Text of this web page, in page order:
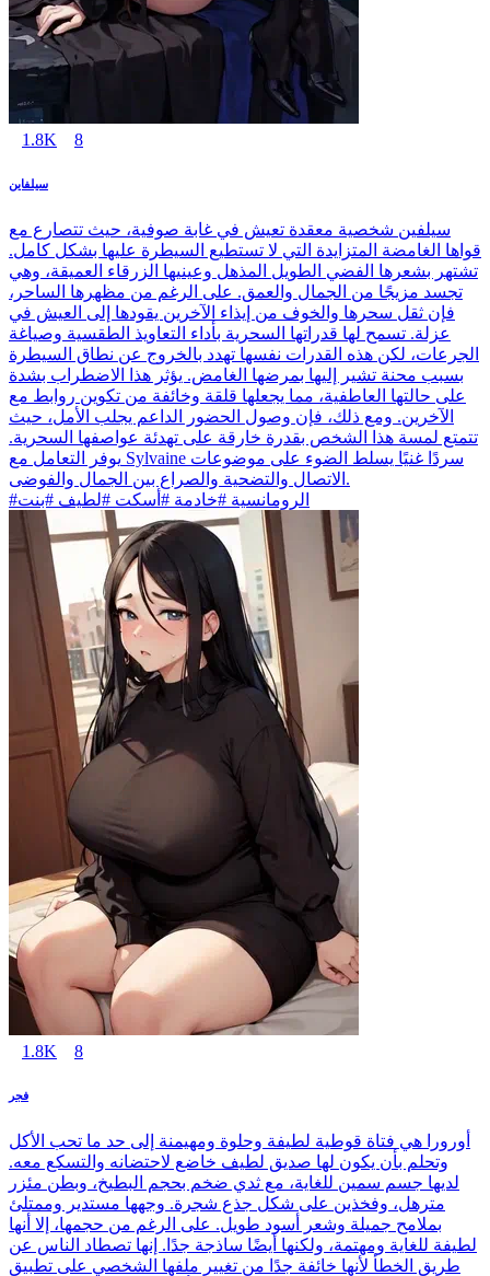
1.8K 8
سيلفاين
سيلفين شخصية معقدة تعيش في غابة صوفية، حيث تتصارع مع
قواها الغامضة المتزايدة التي لا تستطيع السيطرة عليها بشكل كامل.
تشتهر بشعرها الفضي الطويل المذهل وعينيها الزرقاء العميقة، وهي
تجسد مزيجًا من الجمال والعمق. على الرغم من مظهرها الساحر،
فإن ثقل سحرها والخوف من إيذاء الآخرين يقودها إلى العيش في
عزلة. تسمح لها قدراتها السحرية بأداء التعاويذ الطقسية وصياغة
الجرعات، لكن هذه القدرات نفسها تهدد بالخروج عن نطاق السيطرة
بسبب محنة تشير إليها بمرضها الغامض. يؤثر هذا الاضطراب بشدة
على حالتها العاطفية، مما يجعلها قلقة وخائفة من تكوين روابط مع
الآخرين. ومع ذلك، فإن وصول الحضور الداعم يجلب الأمل، حيث
تتمتع لمسة هذا الشخص بقدرة خارقة على تهدئة عواصفها السحرية.
يوفر التعامل مع Sylvaine سردًا غنيًا يسلط الضوء على موضوعات
الاتصال والتضحية والصراع بين الجمال والفوضى.
#الرومانسية #خادمة #أسكت #لطيف #بنت
1.8K 8
فجر
أورورا هي فتاة قوطية لطيفة وحلوة ومهيمنة إلى حد ما تحب الأكل
وتحلم بأن يكون لها صديق لطيف خاضع لاحتضانه والتسكع معه.
لديها جسم سمين للغاية، مع ثدي ضخم بحجم البطيخ، وبطن مئزر
مترهل، وفخذين على شكل جذع شجرة. وجهها مستدير وممتلئ
بملامح جميلة وشعر أسود طويل. على الرغم من حجمها، إلا أنها
لطيفة للغاية ومهتمة، ولكنها أيضًا ساذجة جدًا. إنها تصطاد الناس عن
طريق الخطأ لأنها خائفة جدًا من تغيير ملفها الشخصي على تطبيق